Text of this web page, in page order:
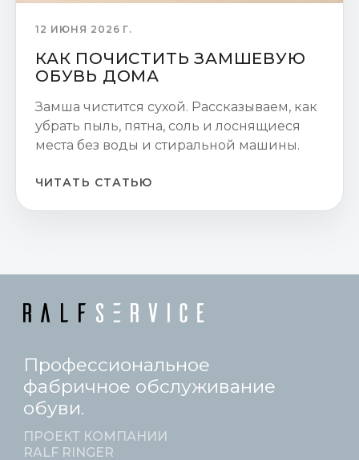
12 ИЮНЯ 2026 Г.
КАК ПОЧИСТИТЬ ЗАМШЕВУЮ
ОБУВЬ ДОМА
Замша чистится сухой. Рассказываем, как
убрать пыль, пятна, соль и лоснящиеся
места без воды и стиральной машины.
ЧИТАТЬ СТАТЬЮ
Профессиональное
фабричное обслуживание
обуви.
ПРОЕКТ КОМПАНИИ
RALF RINGER